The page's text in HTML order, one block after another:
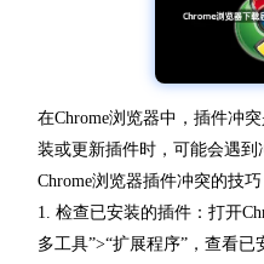
在Chrome浏览器中，插件冲
装或更新插件时，可能会遇
Chrome浏览器插件冲突的技巧
1. 检查已安装的插件：打开
多工具”>“扩展程序”，查看